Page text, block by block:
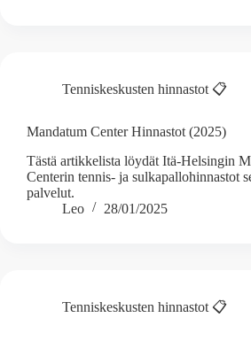
Tenniskeskusten hinnastot 📋
Mandatum Center Hinnastot (2025)
Tästä artikkelista löydät Itä-Helsingin
Centerin tennis- ja sulkapallohinnastot
palvelut.
Leo
28/01/2025
Tenniskeskusten hinnastot 📋